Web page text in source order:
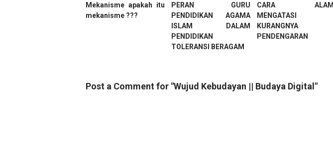
Mekanisme apakah itu
mekanisme ???
PERAN GURU
PENDIDIKAN AGAMA
ISLAM DALAM
PENDIDIKAN
TOLERANSI BERAGAM
CARA ALAMI
MENGATASI
KURANGNYA
PENDENGARAN
Post a Comment for "Wujud Kebudayan || Budaya Digital"